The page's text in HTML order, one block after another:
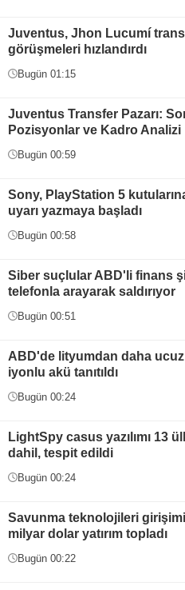
Juventus, Jhon Lucumí
görüşmeleri hızlandırdı
Bugün 01:15
Juventus Transfer Pazarı:
Pozisyonlar ve Kadro Analizi
Bugün 00:59
Sony, PlayStation 5
uyarı yazmaya başladı
Bugün 00:58
Siber suçlular ABD'li finans
telefonla arayarak saldırıyor
Bugün 00:51
ABD'de lityumdan daha
iyonlu akü tanıtıldı
Bugün 00:24
LightSpy casus yazılımı 13
dahil, tespit edildi
Bugün 00:24
Savunma teknolojileri
milyar dolar yatırım topladı
Bugün 00:22